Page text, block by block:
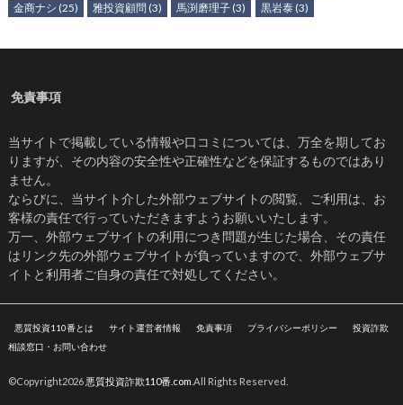
金商ナシ (25) 雅投資顧問 (3) 馬渕磨理子 (3) 黒岩泰(3)
免責事項
当サイトで掲載している情報や口コミについては、万全を期してお
りますが、その内容の安全性や正確性などを保証するものではあり
ません。
ならびに、当サイト介した外部ウェブサイトの閲覧、ご利用は、お
客様の責任で行っていただきますようお願いいたします。
万一、外部ウェブサイトの利用につき問題が生じた場合、その責任
はリンク先の外部ウェブサイトが負っていますので、外部ウェブサ
イトと利用者ご自身の責任で対処してください。
悪質投資110番とは サイト運営者情報 免責事項 プライバシーポリシー
投資詐欺
相談窓口・お問い合わせ
©Copyright2026 悪質投資詐欺110番.com .All Rights Reserved.